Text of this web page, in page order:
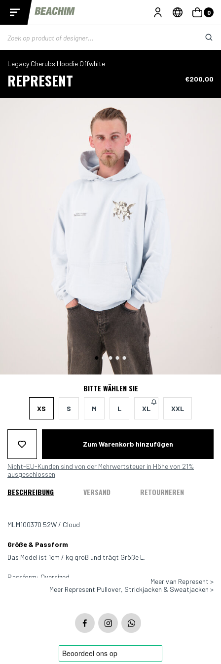
0
Legacy Cherubs Hoodie Offwhite
REPRESENT €200,00
BITTE WÄHLEN SIE
XS S M L XL XXL
Zum Warenkorb hinzufügen
Nicht-EU-Kunden sind von der Mehrwertsteuer in Höhe von 21%
ausgeschlossen
BESCHREIBUNG VERSAND RETOURNEREN
MLM100370 52W / Cloud
Größe & Passform
Das Model ist 1cm / kg groß und trägt Größe L.
Passform: Oversized
Farbe: Offwhite
Meer van Represent >
Meer Represent Pullover, Strickjacken & Sweatjacken >